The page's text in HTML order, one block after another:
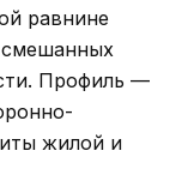
равнине
смешанных
Профиль —
жилой и